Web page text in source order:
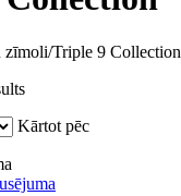
zīmoli/Triple 9 Collection
Kārtot pēc